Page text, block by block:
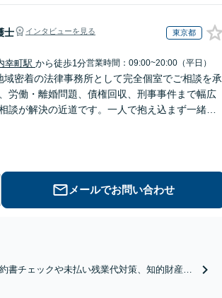
士 インタビューを見る 東京都
幸町駅 から徒歩1分営業時間：09:00~20:00（平日）
域密着の法律事務所として完全個室でご相談を承
労働・離婚問題、債権回収、刑事事件まで幅広
談が解決の近道です。一人で抱え込まず一緒に
メールでお問い合わせ
書チェックや未払い残業代対策、知的財産管